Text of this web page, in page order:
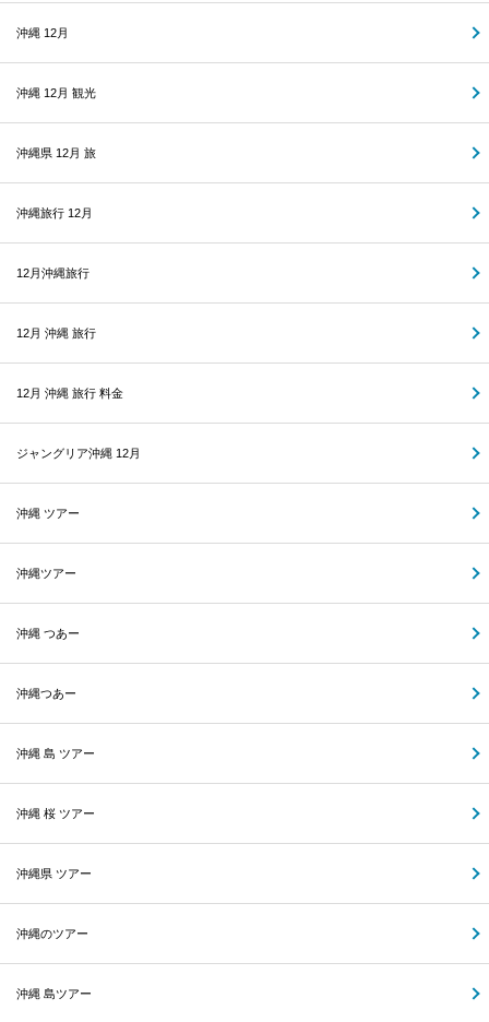
沖縄 12月
沖縄 12月 観光
沖縄県 12月 旅
沖縄旅行 12月
12月沖縄旅行
12月 沖縄 旅行
12月 沖縄 旅行 料金
ジャングリア沖縄 12月
沖縄 ツアー
沖縄ツアー
沖縄 つあー
沖縄つあー
沖縄 島 ツアー
沖縄 桜 ツアー
沖縄県 ツアー
沖縄のツアー
沖縄 島ツアー